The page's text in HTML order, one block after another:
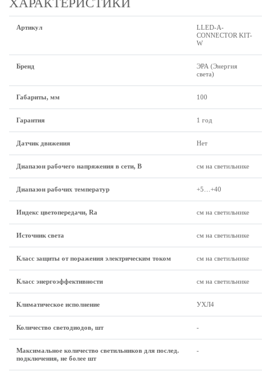
ХАРАКТЕРИСТИКИ
Артикул
LLED-А-
CONNECTOR KIT-
W
Бренд
ЭРА (Энергия
света)
Габариты, мм 100
Гарантия 1 год
Датчик движения Нет
Диапазон рабочего напряжения в сети, В см на светильнике
Диапазон рабочих температур +5…+40
Индекс цветопередачи, Ra см на светильнике
Источник света см на светильнике
Класс защиты от поражения электрическим током см на светильнике
Класс энергоэффективности см на светильнике
Климатическое исполнение УХЛ4
Количество светодиодов, шт -
Максимальное количество светильников для послед.
подключения, не более шт
-